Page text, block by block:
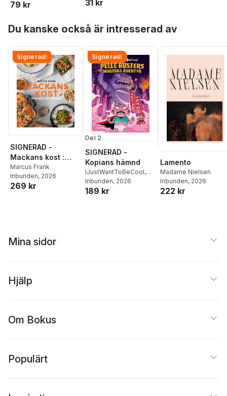
79 kr 31 kr
Du kanske också är intresserad av
Signerad!
SIGNERAD -
Mackans kost :
Middagar och
matlådor
Marcus Frank
Inbunden, 2026
269 kr
Signerad!
Del 2
SIGNERAD -
Kopians hämnd
IJustWantToBeCool,
Joel Adolphson
Ejdemo Beer
Inbunden, 2026
189 kr
Lamento
Madame Nielsen
Inbunden, 2026
222 kr
Mina sidor
Hjälp
Om Bokus
Populärt